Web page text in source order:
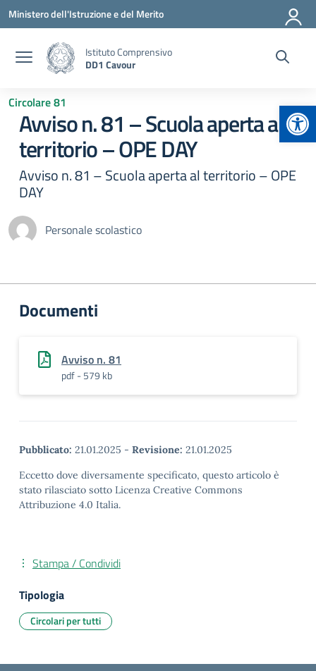
Vai ai contenuti
Vai al menu di navigazione
Vai al footer
Ministero dell'Istruzione e del Merito
Istituto Comprensivo
DD1 Cavour
Circolare 81
Avviso n. 81 – Scuola aperta al
territorio – OPE DAY
Avviso n. 81 – Scuola aperta al territorio – OPE
DAY
Personale scolastico
Documenti
Avviso n. 81
pdf - 579 kb
Pubblicato: 21.01.2025 - Revisione: 21.01.2025
Eccetto dove diversamente specificato, questo articolo è
stato rilasciato sotto Licenza Creative Commons
Attribuzione 4.0 Italia.
Stampa / Condividi
Tipologia
Circolari per tutti